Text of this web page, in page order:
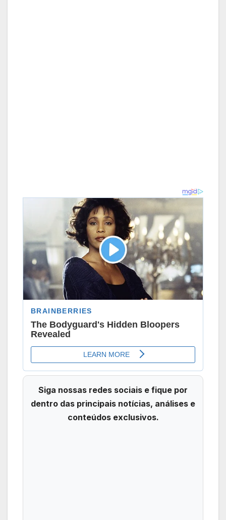
Siga nossas redes sociais e fique por
dentro das principais notícias, análises e
conteúdos exclusivos.